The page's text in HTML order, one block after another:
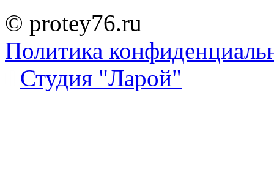
© protey76.ru
Политика
Студия "Ларой"